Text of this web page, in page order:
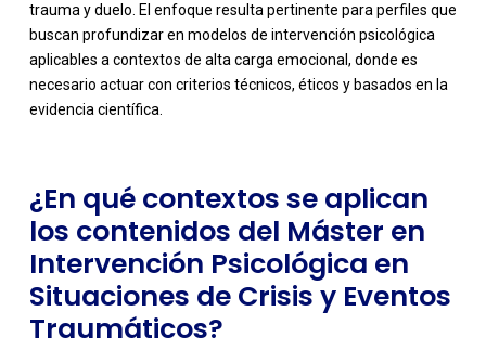
trauma y duelo. El enfoque resulta pertinente para perfiles que
buscan profundizar en modelos de intervención psicológica
aplicables a contextos de alta carga emocional, donde es
necesario actuar con criterios técnicos, éticos y basados en la
evidencia científica.
-
¿En qué contextos se aplican
los contenidos del Máster en
Intervención Psicológica en
Situaciones de Crisis y Eventos
Traumáticos?